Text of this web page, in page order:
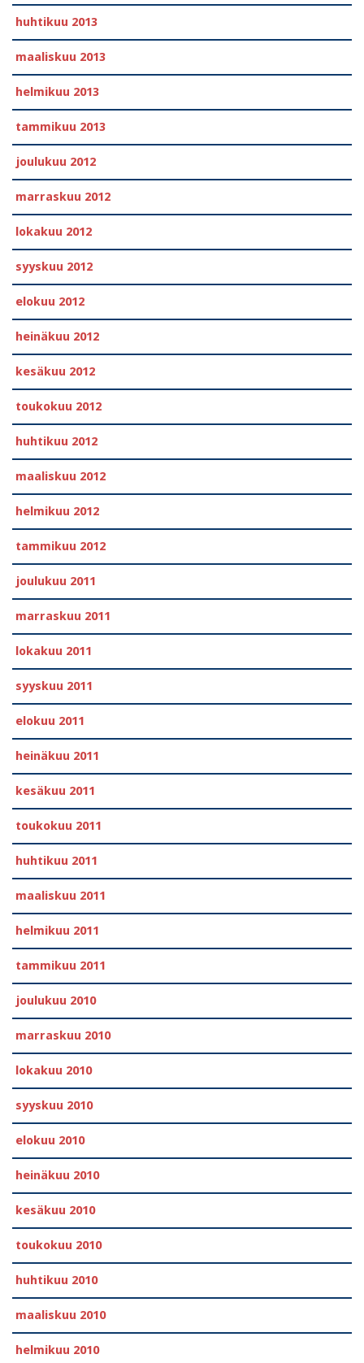
huhtikuu 2013
maaliskuu 2013
helmikuu 2013
tammikuu 2013
joulukuu 2012
marraskuu 2012
lokakuu 2012
syyskuu 2012
elokuu 2012
heinäkuu 2012
kesäkuu 2012
toukokuu 2012
huhtikuu 2012
maaliskuu 2012
helmikuu 2012
tammikuu 2012
joulukuu 2011
marraskuu 2011
lokakuu 2011
syyskuu 2011
elokuu 2011
heinäkuu 2011
kesäkuu 2011
toukokuu 2011
huhtikuu 2011
maaliskuu 2011
helmikuu 2011
tammikuu 2011
joulukuu 2010
marraskuu 2010
lokakuu 2010
syyskuu 2010
elokuu 2010
heinäkuu 2010
kesäkuu 2010
toukokuu 2010
huhtikuu 2010
maaliskuu 2010
helmikuu 2010